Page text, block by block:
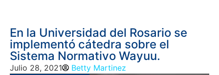
En la Universidad del Rosario se
implementó cátedra sobre el
Sistema Normativo Wayuu.
Julio 28, 2021
Betty Martinez